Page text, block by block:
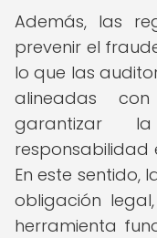
Además, las
prevenir el
lo que las
alineadas
garantizar
responsabilidad
En este sentido,
obligación
herramienta